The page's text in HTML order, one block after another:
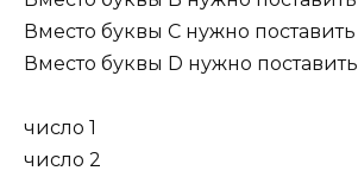
Вместо буквы C нужно поставить
Вместо буквы D нужно поставить
число 1
число 2